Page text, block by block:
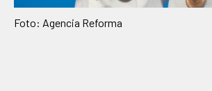
Foto: Agencia Reforma